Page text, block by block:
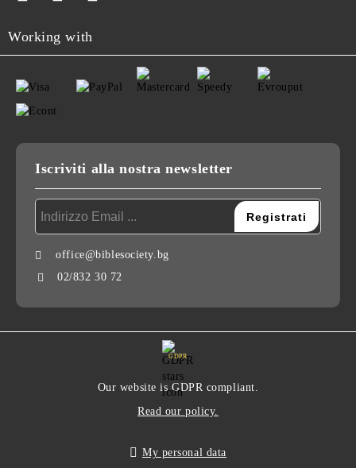
Working with
Iscriviti alla nostra newsletter
office@biblesociety.bg
02/832 30 72
GDPR
Our website is GDPR compliant.
Read our policy.
My personal data